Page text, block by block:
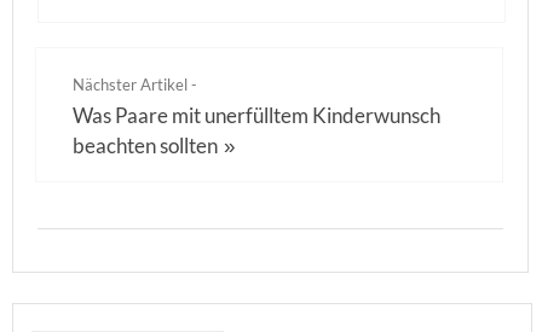
Nächster Artikel -
Was Paare mit unerfülltem Kinderwunsch
beachten sollten »